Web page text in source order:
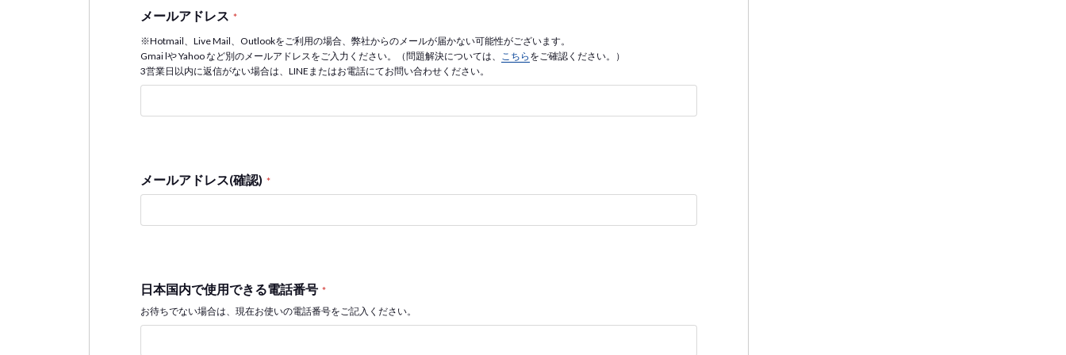
メールアドレス *
※Hotmail、Live Mail、Outlookをご利用の場合、弊社からのメールが届かない可能性がございます。
Gmai lや Yahoo など別のメールアドレスをご入力ください。（問題解決については、 こちら をご確認ください。）
3営業日以内に返信がない場合は、LINEまたはお電話にてお問い合わせください。
メールアドレス(確認) *
日本国内で使用できる電話番号 *
お待ちでない場合は、現在お使いの電話番号をご記入ください。